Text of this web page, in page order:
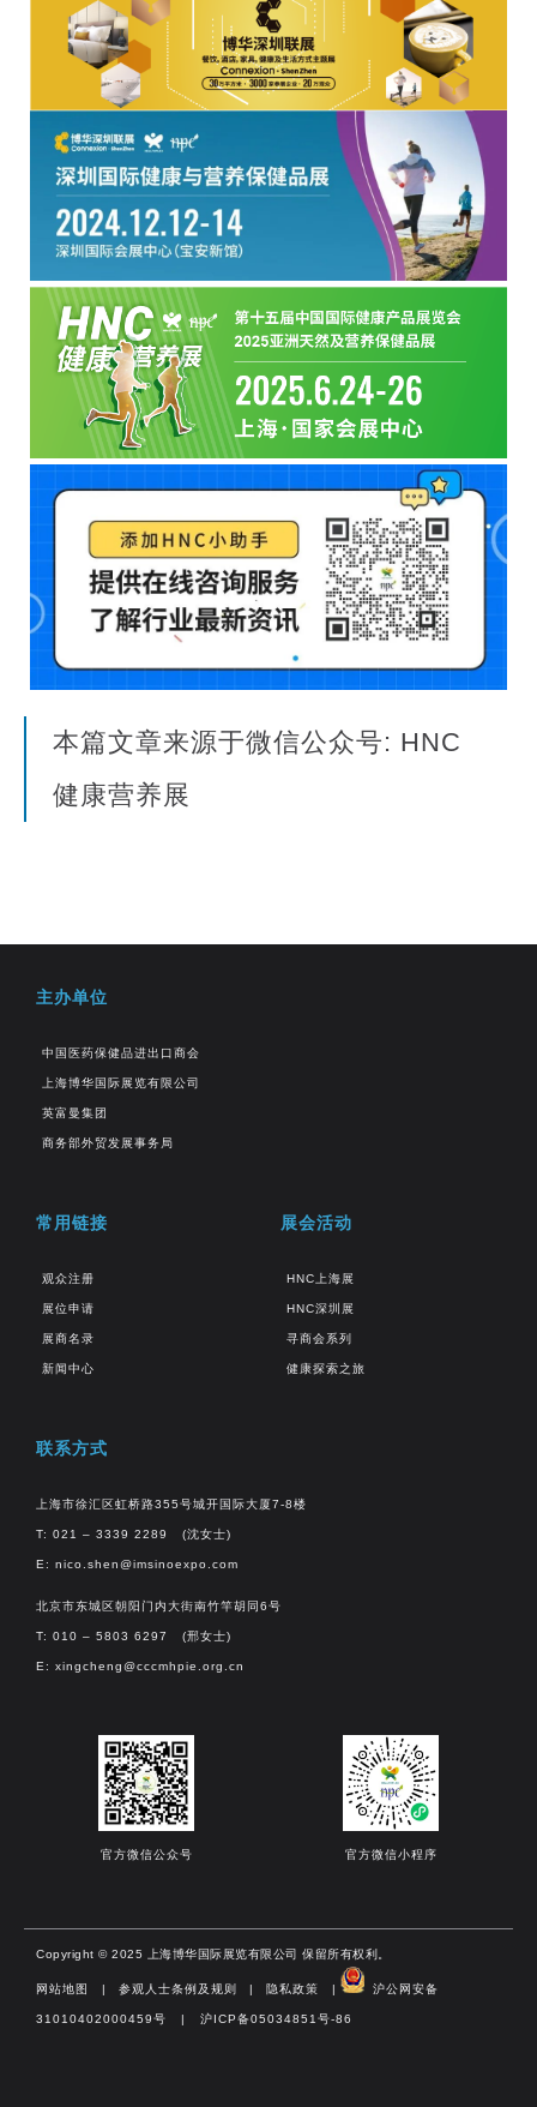
本篇文章来源于微信公众号: HNC
健康营养展
主办单位
中国医药保健品进出口商会
上海博华国际展览有限公司
英富曼集团
商务部外贸发展事务局
常用链接
观众注册
展位申请
展商名录
新闻中心
展会活动
HNC上海展
HNC深圳展
寻商会系列
健康探索之旅
联系方式
上海市徐汇区虹桥路355号城开国际大厦7-8楼
T: 021 – 3339 2289 (沈女士)
E: nico.shen@imsinoexpo.com
北京市东城区朝阳门内大街南竹竿胡同6号
T: 010 – 5803 6297 (邢女士)
E: xingcheng@cccmhpie.org.cn
官方微信公众号 官方微信小程序
Copyright © 2025 上海博华国际展览有限公司 保留所有权利。
网站地图 | 参观人士条例及规则 | 隐私政策 | 沪公网安备
31010402000459号 | 沪ICP备05034851号-86